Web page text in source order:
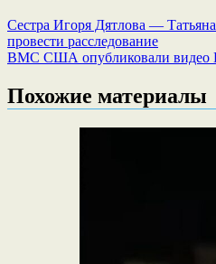
Сестра Игоря Дятлова —
провести расследование
ВМС США опубликовали
Похожие материалы